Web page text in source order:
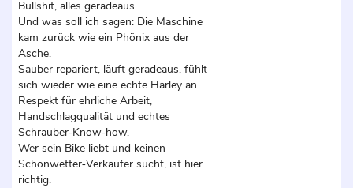
Bullshit, alles geradeaus.
Und was soll ich sagen: Die Maschine
kam zurück wie ein Phönix aus der
Asche.
Sauber repariert, läuft geradeaus, fühlt
sich wieder wie eine echte Harley an.
Respekt für ehrliche Arbeit,
Handschlagqualität und echtes
Schrauber‑Know‑how.
Wer sein Bike liebt und keinen
Schönwetter‑Verkäufer sucht, ist hier
richtig.